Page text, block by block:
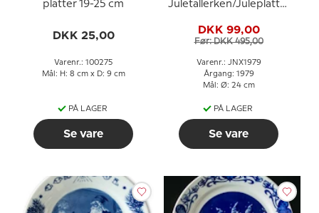
platter 19-25 cm
DKK 25,00
Varenr.: 100275
Mål: H: 8 cm x D: 9 cm
PÅ LAGER
Se vare
Juletallerken/Juleplatte,
DKK 99,00
Før: DKK 495,00
Varenr.: JNX1979
Årgang: 1979
Mål: Ø: 24 cm
PÅ LAGER
Se vare